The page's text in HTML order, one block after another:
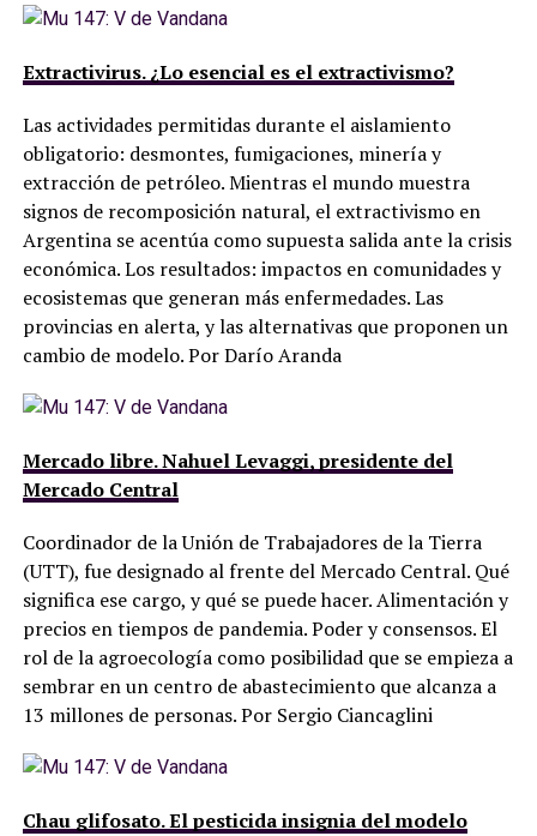
Extractivirus. ¿Lo esencial es el extractivismo?
Las actividades permitidas durante el aislamiento
obligatorio: desmontes, fumigaciones, minería y
extracción de petróleo. Mientras el mundo muestra
signos de recomposición natural, el extractivismo en
Argentina se acentúa como supuesta salida ante la crisis
económica. Los resultados: impactos en comunidades y
ecosistemas que generan más enfermedades. Las
provincias en alerta, y las alternativas que proponen un
cambio de modelo. Por Darío Aranda
Mercado libre. Nahuel Levaggi, presidente del
Mercado Central
Coordinador de la Unión de Trabajadores de la Tierra
(UTT), fue designado al frente del Mercado Central. Qué
significa ese cargo, y qué se puede hacer. Alimentación y
precios en tiempos de pandemia. Poder y consensos. El
rol de la agroecología como posibilidad que se empieza a
sembrar en un centro de abastecimiento que alcanza a
13 millones de personas. Por Sergio Ciancaglini
Chau glifosato. El pesticida insignia del modelo